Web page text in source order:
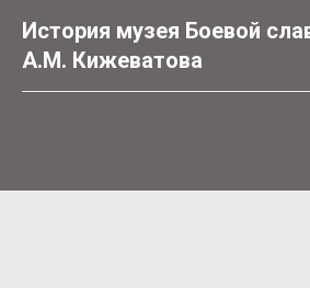
История музея Боевой
А.М. Кижеватова